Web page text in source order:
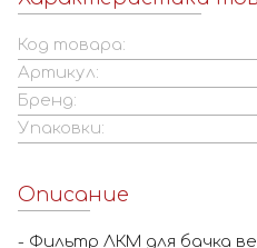
Код товара:
Артикул:
Бренд:
Упаковки:
Описание
- Фильтр ЛКМ для бачка